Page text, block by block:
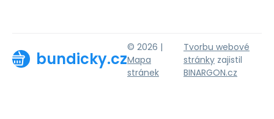
bundicky.cz
© 2026 |
Mapa
stránek
Tvorbu webové
stránky zajistil
BINARGON.cz